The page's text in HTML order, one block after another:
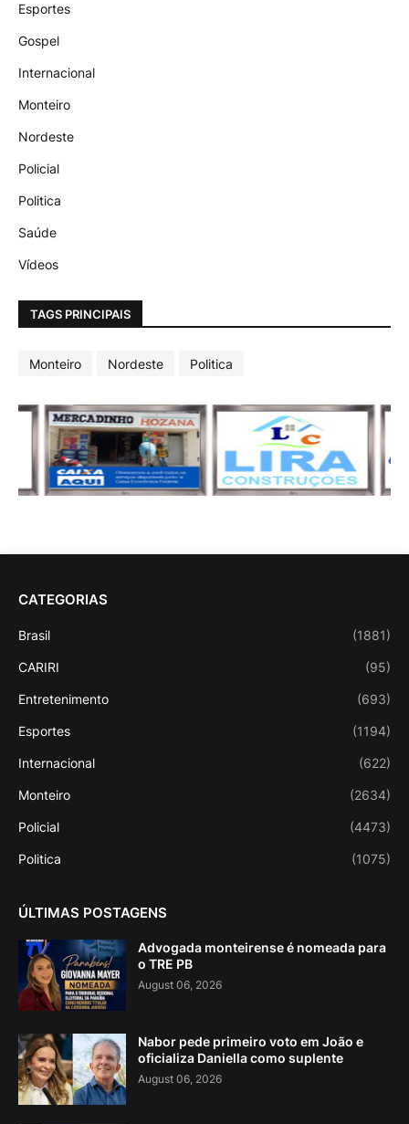
Esportes
Gospel
Internacional
Monteiro
Nordeste
Policial
Politica
Saúde
Vídeos
TAGS PRINCIPAIS
Monteiro Nordeste Politica
CATEGORIAS
Brasil (1881)
CARIRI (95)
Entretenimento (693)
Esportes (1194)
Internacional (622)
Monteiro (2634)
Policial (4473)
Politica (1075)
ÚLTIMAS POSTAGENS
Advogada monteirense é nomeada para
o TRE PB
August 06, 2026
Nabor pede primeiro voto em João e
oficializa Daniella como suplente
August 06, 2026